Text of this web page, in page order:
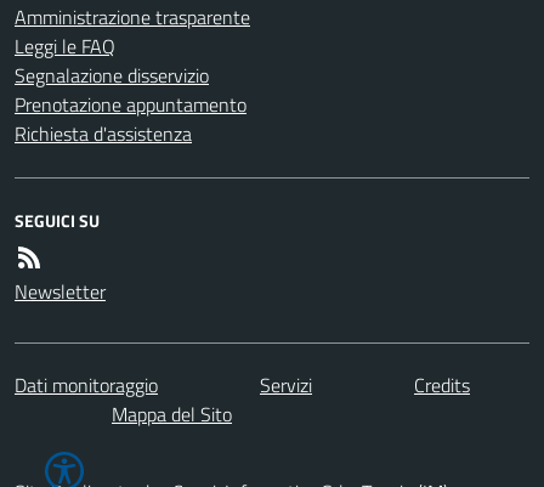
Amministrazione trasparente
Leggi le FAQ
Segnalazione disservizio
Prenotazione appuntamento
Richiesta d'assistenza
SEGUICI SU
Newsletter
Dati monitoraggio Servizi
Credits
Mappa del Sito